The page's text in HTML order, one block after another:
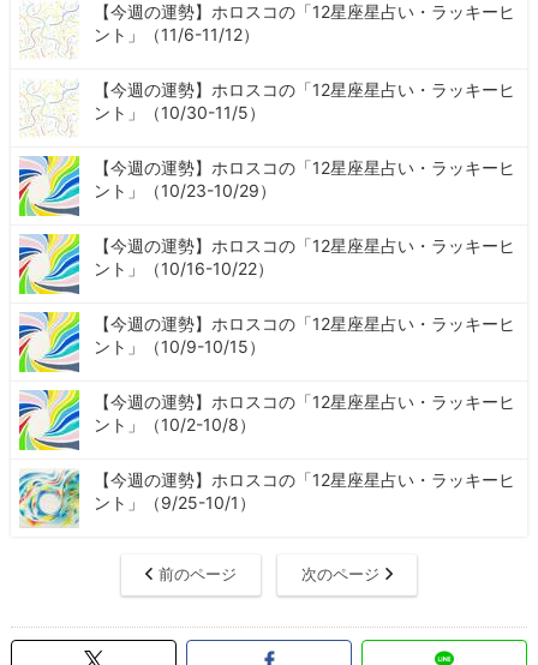
【今週の運勢】ホロスコの「12星座星占い・ラッキーヒ
ント」（11/6-11/12）
【今週の運勢】ホロスコの「12星座星占い・ラッキーヒ
ント」（10/30-11/5）
【今週の運勢】ホロスコの「12星座星占い・ラッキーヒ
ント」（10/23-10/29）
【今週の運勢】ホロスコの「12星座星占い・ラッキーヒ
ント」（10/16-10/22）
【今週の運勢】ホロスコの「12星座星占い・ラッキーヒ
ント」（10/9-10/15）
【今週の運勢】ホロスコの「12星座星占い・ラッキーヒ
ント」（10/2-10/8）
【今週の運勢】ホロスコの「12星座星占い・ラッキーヒ
ント」（9/25-10/1）
前のページ 次のページ